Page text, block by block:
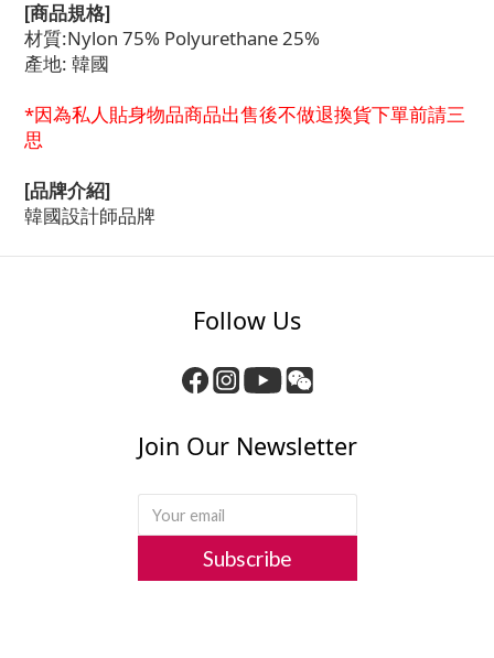
[商品規格]
材質:Nylon 75% Polyurethane 25%
產地: 韓國
*因為私人貼身物品商品出售後不做退換貨下單前請三
思
[品牌介紹]
韓國設計師品牌
Follow Us
Join Our Newsletter
Subscribe